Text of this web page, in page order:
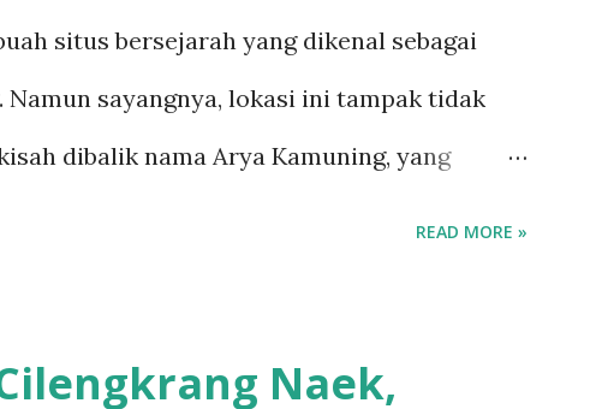
situs bersejarah yang dikenal sebagai
Namun sayangnya, lokasi ini tampak tidak
dibalik nama Arya Kamuning, yang
atau Bratawijaya, dilantik oleh
READ MORE »
Naek,